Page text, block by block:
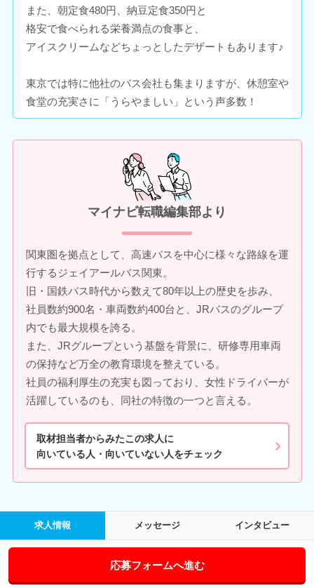
また、朝定食480円、納豆定食350円と
格安で食べられる栄養満点の食事と、
アイスクリームなどちょっとしたデザートもあります♪
東京では特に他社のバス会社も集まりますが、休憩室や
食堂の充実さに「うらやましい」という声多数！
マイナビ転職編集部より
関東圏を拠点として、高速バスを中心に様々な路線を運
行するジェイアールバス関東。
旧・国鉄バス時代から数えて80年以上の歴史を歩み、
社員数約900名・車両数約400台と、JRバスのグループ
内でも最大規模を誇る。
また、JRグループという基盤を背景に、研修専用車両
の保持など万全の教育環境を整えている。
社員の福利厚生の充実も図っており、女性ドライバーが
活躍しているのも、同社の特徴の一つと言える。
取材担当者からみたこの求人に
向いている人・向いていない人をチェック
求人情報 メッセージ インタビュー
応募フォームへ進む